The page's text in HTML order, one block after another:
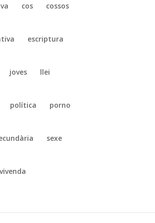
cos cossos
escriptura
joves llei
política porno
sexe
vivenda